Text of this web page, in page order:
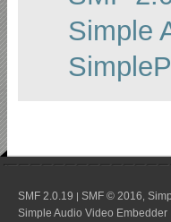
Simple
SMF 2.0.19 | SMF © 2016
Simple Audio Video Embedder